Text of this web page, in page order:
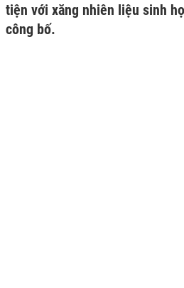
tiện với xăng nhiên liệu sinh
công bố.